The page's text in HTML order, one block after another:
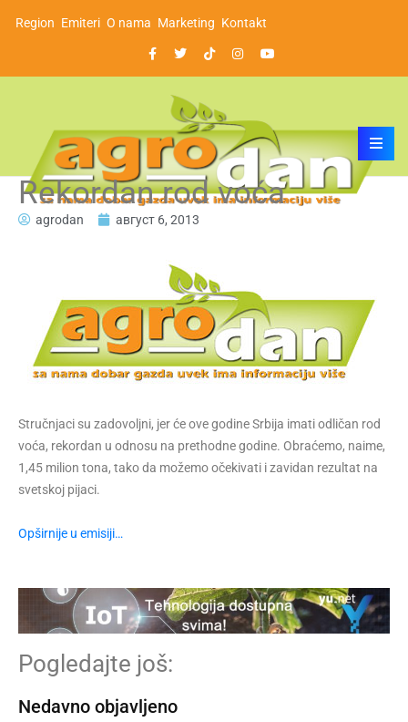
Region Emiteri O nama Marketing Kontakt
Rekordan rod voća
agrodan август 6, 2013
Stručnjaci su zadovoljni, jer će ove godine Srbija imati odličan rod
voća, rekordan u odnosu na prethodne godine. Obraćemo, naime,
1,45 milion tona, tako da možemo očekivati i zavidan rezultat na
svetskoj pijaci.
Opširnije u emisiji…
Pogledajte još:
Nedavno objavljeno